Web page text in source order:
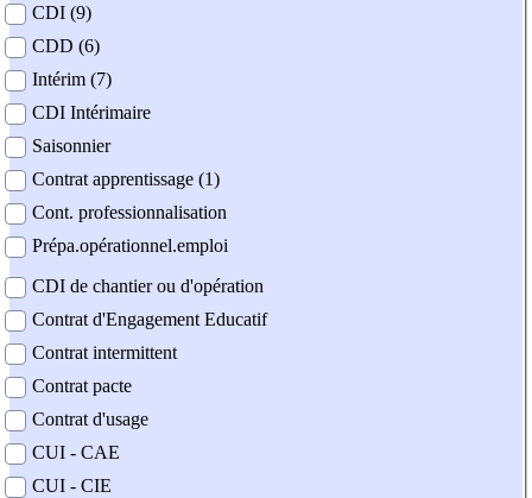
contrat
CDI (9)
CDD (6)
Intérim (7)
CDI Intérimaire
Saisonnier
Contrat apprentissage (1)
Cont. professionnalisation
Prépa.opérationnel.emploi
CDI de chantier ou d'opération
Contrat d'Engagement Educatif
Contrat intermittent
Contrat pacte
Contrat d'usage
CUI - CAE
CUI - CIE